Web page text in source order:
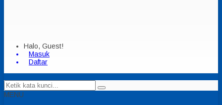
Halo, Guest!
Masuk
Daftar
MENU